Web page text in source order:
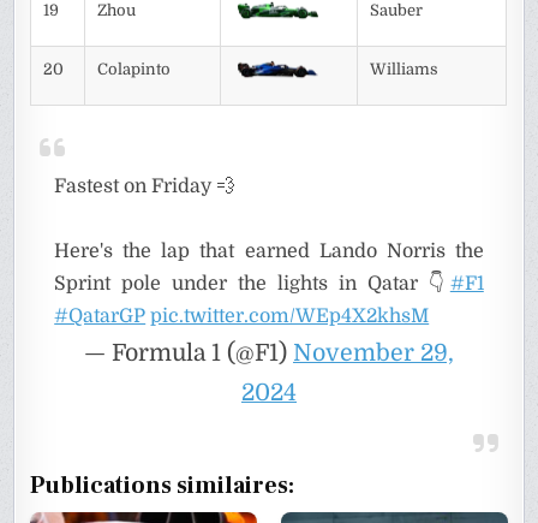
19 Zhou Sauber
20 Colapinto Williams
Fastest on Friday 💨
Here's the lap that earned Lando Norris the
Sprint pole under the lights in Qatar 👇 #F1
#QatarGP pic.twitter.com/WEp4X2khsM
— Formula 1 (@F1) November 29,
2024
Publications similaires: